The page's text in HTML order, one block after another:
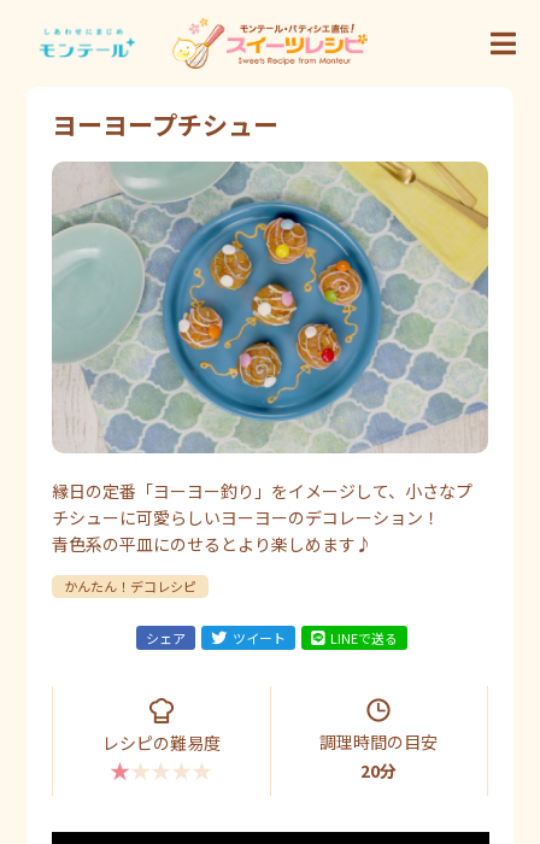
ヨーヨープチシュー
縁日の定番「ヨーヨー釣り」をイメージして、小さなプ
チシューに可愛らしいヨーヨーのデコレーション！
青色系の平皿にのせるとより楽しめます♪
かんたん！デコレシピ
シェア ツイート LINEで送る
レシピの難易度
★★★★★
調理時間の目安
20分